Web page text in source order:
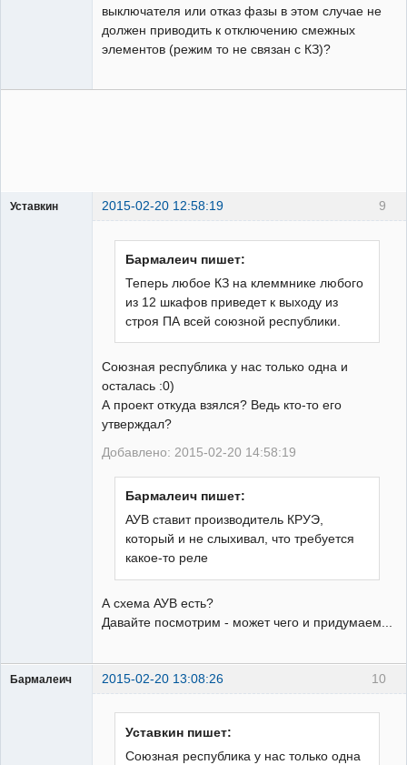
выключателя или отказ фазы в этом случае не
должен приводить к отключению смежных
элементов (режим то не связан с КЗ)?
9
Уставкин 2015-02-20 12:58:19
Бармалеич пишет:
Теперь любое КЗ на клеммнике любого
из 12 шкафов приведет к выходу из
строя ПА всей союзной республики.
Союзная республика у нас только одна и
осталась :0)
А проект откуда взялся? Ведь кто-то его
утверждал?
Добавлено: 2015-02-20 14:58:19
Бармалеич пишет:
АУВ ставит производитель КРУЭ,
который и не слыхивал, что требуется
какое-то реле
А схема АУВ есть?
Давайте посмотрим - может чего и придумаем...
10
Бармалеич 2015-02-20 13:08:26
Уставкин пишет:
Союзная республика у нас только одна